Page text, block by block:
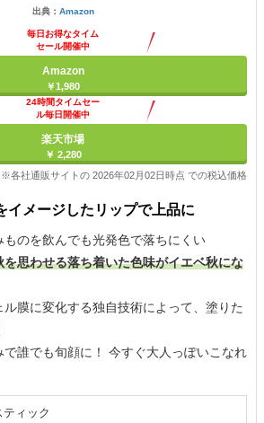
出典： Amazon
毎日お得なタイム
セール開催中
Amazon
￥1,980
24時間タイムセー
ル毎日開催中
楽天市場
￥ 2,280
※各社通販サイトの 2026年02月02日時点 での税込価格
イメージしたリップで上品に
のを飲んでも光発色で落ちにくい
思わせる落ち着いた色味がイエベ秋にな
膜に変化する独自技術によって、塗りた
誰でも旬顔に！ 今すぐ大人っぽいこなれ
ティック